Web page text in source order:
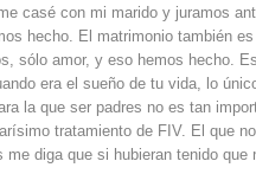
casé con mi marido y juramos
hecho. El matrimonio también
sólo amor, y eso hemos hecho.
era el sueño de tu vida, lo
la que ser padres no es tan
tratamiento de FIV. El que
me diga que si hubieran tenido